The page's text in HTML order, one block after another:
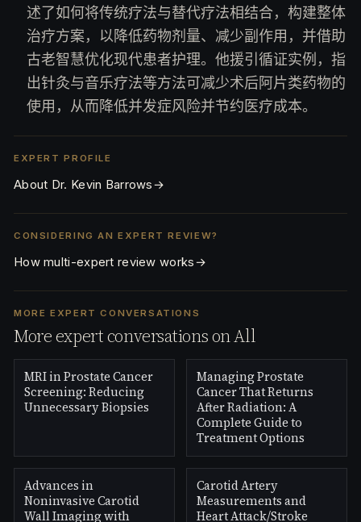
述了如何将传统疗法与替代疗法相结合，构建整体
治疗方案，以降低药物剂量、减少副作用，并借助
古老智慧优化现代患者护理。他援引循证实例，指
出针灸与音乐疗法等方法可减少术后阿片类药物的
使用，从而降低并发症风险并节约医疗成本。
EXPERT PROFILE
About Dr. Kevin Barrows→
CONSIDERING AN EXPERT REVIEW?
How multi-expert review works→
MORE EXPERT CONVERSATIONS
More expert conversations on All
MRI in Prostate Cancer
Screening: Reducing
Unnecessary Biopsies
Managing Prostate
Cancer That Returns
After Radiation: A
Complete Guide to
Treatment Options
Advances in
Noninvasive Carotid
Wall Imaging with
Carotid Artery
Measurements and
Heart Attack/Stroke